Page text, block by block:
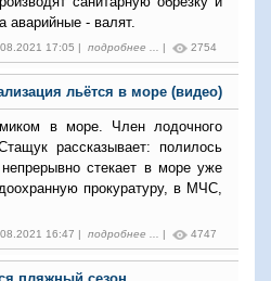
аварийные - валят.
17:05 | подробнее ... | 2754
льётся в море (видео)
в море. Член лодочного
рассказывает: полилось
стекает в море уже
прокуратуру, в МЧС,
16:47 | подробнее ... | 4747